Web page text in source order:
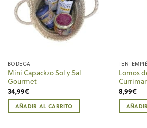
BODEGA
Mini Capackzo Sol y Sal
Gourmet
34,99€
AÑADIR AL CARRITO
Lomos
8,99€